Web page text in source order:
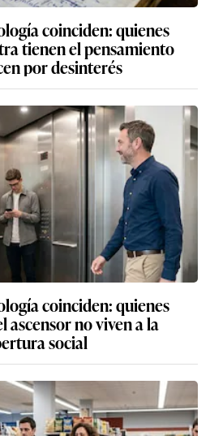
coinciden: quienes
tienen el pensamiento
por desinterés
coinciden: quienes
ascensor no viven a la
social